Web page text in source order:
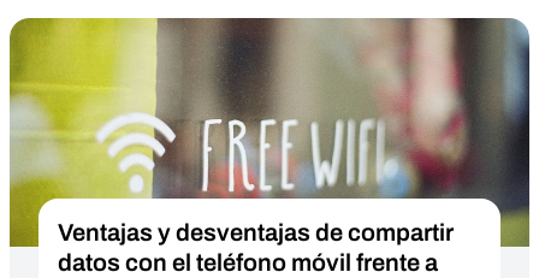
Ventajas y desventajas de compartir
datos con el teléfono móvil frente a